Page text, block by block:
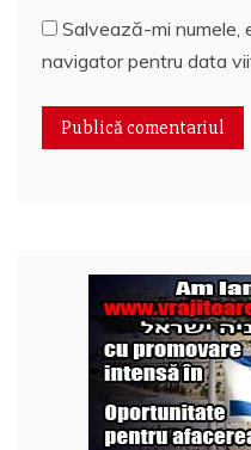
Salvează-mi numele,
navigator pentru data